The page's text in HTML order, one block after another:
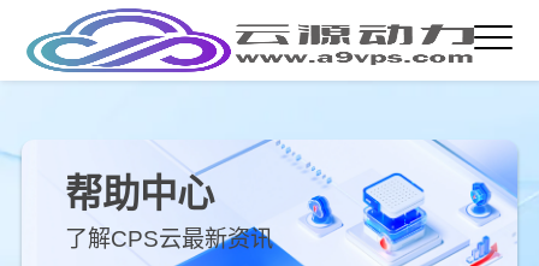
帮助中心
了解CPS云最新资讯